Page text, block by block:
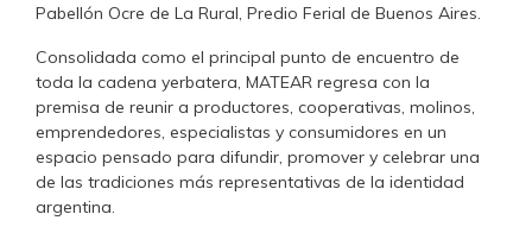
Pabellón Ocre de La Rural, Predio Ferial de Buenos Aires.
Consolidada como el principal punto de encuentro de
toda la cadena yerbatera, MATEAR regresa con la
premisa de reunir a productores, cooperativas, molinos,
emprendedores, especialistas y consumidores en un
espacio pensado para difundir, promover y celebrar una
de las tradiciones más representativas de la identidad
argentina.